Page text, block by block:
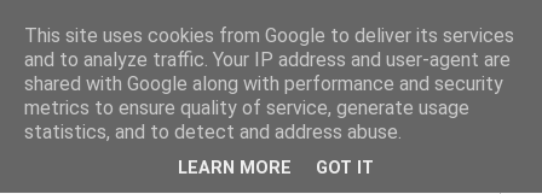
www.jyrkikokko.fi
Uusi Suunta - Jokainen hetki tarjoaa tilaisuuden muuttaa
This site uses cookies from Google to deliver its services
and to analyze traffic. Your IP address and user-agent are
shared with Google along with performance and security
metrics to ensure quality of service, generate usage
statistics, and to detect and address abuse.
LEARN MORE GOT IT